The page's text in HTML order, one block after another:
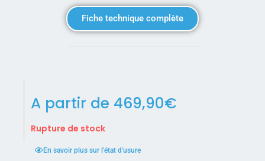
Fiche technique complète
A partir de 469,90€
Rupture de stock
En savoir plus sur l'état d'usure